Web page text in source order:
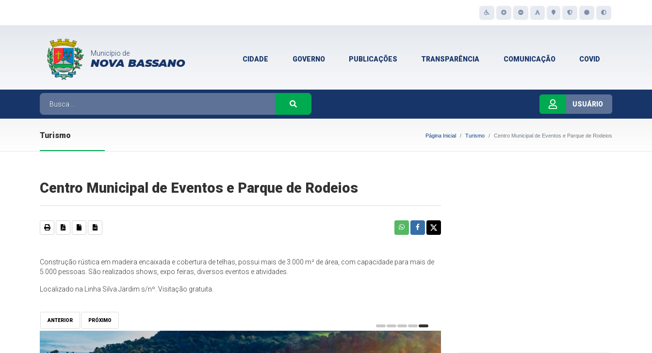
Município de
NOVA BASSANO CIDADE GOVERNO PUBLICAÇÕES TRANSPARÊNCIA COMUNICAÇÃO COVID
USUÁRIO
Turismo Página Inicial Turismo Centro Municipal de Eventos e Parque de Rodeios
Centro Municipal de Eventos e Parque de Rodeios
Construção rústica em madeira encaixada e cobertura de telhas, possui mais de 3.000 m² de área, com capacidade para mais de
5.000 pessoas. São realizados shows, expo feiras, diversos eventos e atividades.
Localizado na Linha Silva Jardim s/nº. Visitação gratuita.
ANTERIOR PRÓXIMO